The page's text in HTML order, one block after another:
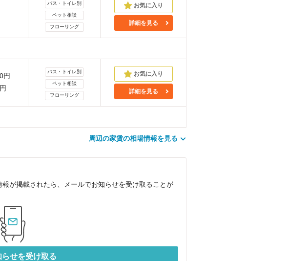
バス・トイレ別
ペット相談
フローリング
詳細を見る
円
バス・トイレ別
ペット相談
フローリング
詳細を見る
周辺の家賃の相場情報を見る
が掲載されたら、メールでお知らせを受け取ることが
せを受け取る